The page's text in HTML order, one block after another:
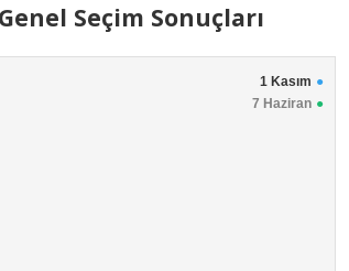
Seçim Sonuçları
1 Kasım
7 Haziran